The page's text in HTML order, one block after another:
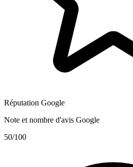
Réputation Google
Note et nombre d'avis Google
50/100